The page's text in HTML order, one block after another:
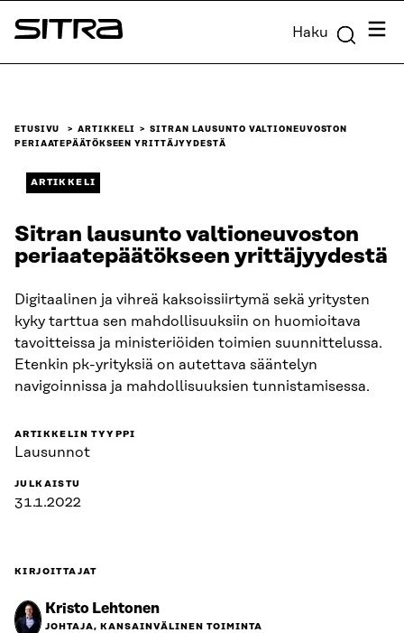
Siirry
suoraan
Sitra Haku
ETUSIVU ARTIKKELI
SITRAN LAUSUNTO VALTIONEUVOSTON
PERIAATEPÄÄTÖKSEEN YRITTÄJYYDESTÄ
ARTIKKELI
Sitran lausunto valtioneuvoston
periaatepäätökseen yrittäjyydestä
Digitaalinen ja vihreä kaksoissiirtymä sekä yritysten
kyky tarttua sen mahdollisuuksiin on huomioitava
tavoitteissa ja ministeriöiden toimien suunnittelussa.
Etenkin pk-yrityksiä on autettava sääntelyn
navigoinnissa ja mahdollisuuksien tunnistamisessa.
ARTIKKELIN TYYPPI
Lausunnot
JULKAISTU
31.1.2022
KIRJOITTAJAT
Kristo Lehtonen
JOHTAJA, KANSAINVÄLINEN TOIMINTA